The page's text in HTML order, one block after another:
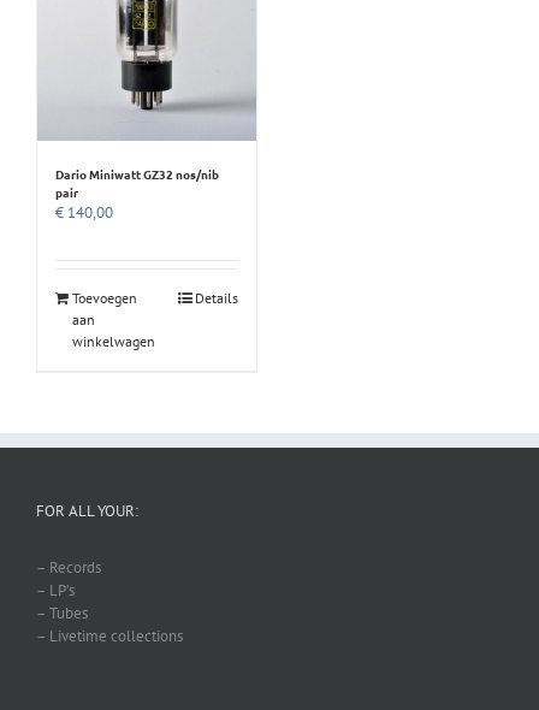
Dario Miniwatt GZ32 nos/nib
pair
€ 140,00
Toevoegen
aan
winkelwagen
Details
FOR ALL YOUR:
– Records
– LP’s
– Tubes
– Livetime collections